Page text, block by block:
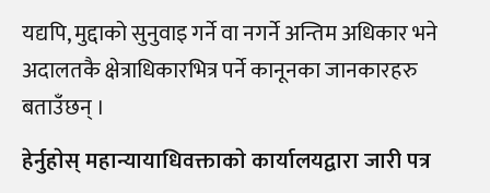
यद्यपि, मुद्दाको सुनुवाइ गर्ने वा नगर्ने अन्तिम अधिकार भने
अदालतकै क्षेत्राधिकारभित्र पर्ने कानूनका जानकारहरु
बताउँछन् ।
हेर्नुहाेस् महान्यायाधिवक्ताकाे कार्यालयद्वारा जारी पत्र